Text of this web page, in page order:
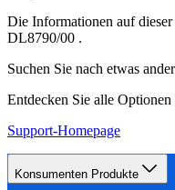
Die Informationen auf
DL8790/00 .
Suchen Sie nach etwas
Entdecken Sie alle
Support-Homepage
Konsumenten Produkte